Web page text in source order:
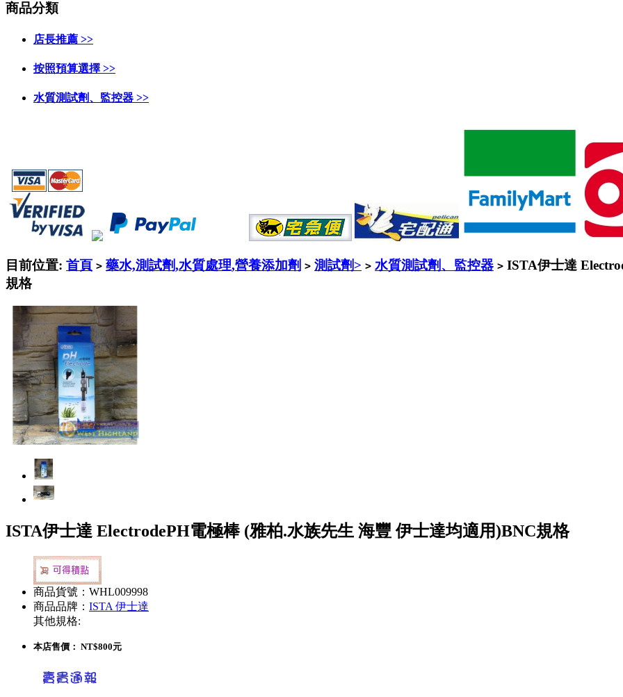
商品分類
店長推薦 >>
按照預算選擇 >>
水質測試劑、監控器 >>
目前位置: 首頁 > 藥水,測試劑,水質處理,營養添加劑 > 測試劑> > 水質測試劑、監控器 > ISTA伊士達
規格
ISTA伊士達 ElectrodePH電極棒 (雅柏.水族先生 海豐 伊士達均適用)BNC規格
商品貨號：WHL009998
商品品牌： ISTA 伊士達
其他規格:
本店售價： NT$800元